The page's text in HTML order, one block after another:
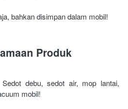
bahkan disimpan dalam mobil!
Produk
debu, sedot air, mop lantai,
mobil!